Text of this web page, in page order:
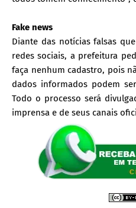
Fake news
Diante das notícias falsas
redes sociais, a prefeitura
faça nenhum cadastro, pois
dados informados podem
Todo o processo será
imprensa e de seus canais